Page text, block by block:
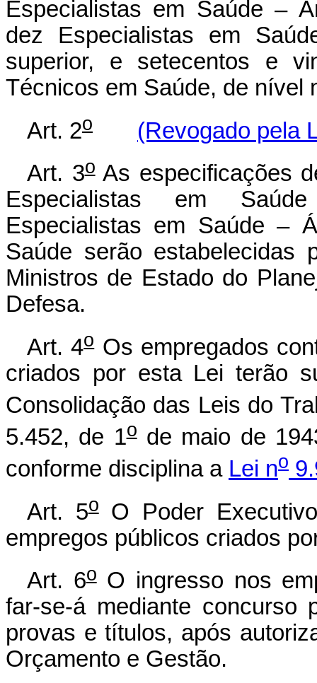
Especialistas em Saúde –
dez Especialistas em
superior, e setecentos e
Técnicos em Saúde, de nível
Art. 2o
(Revogado pela
Art. 3oAs especificações
Especialistas em
Especialistas em Saúde –
Saúde serão estabelecidas
Ministros de Estado do
Defesa.
Art. 4oOs empregados
criados por esta Lei terão
Consolidação das Leis do
5.452, de 1ode maio de
conforme disciplina a Lei no
Art. 5oO Poder
empregos públicos criados
Art. 6oO ingresso nos
far-se-á mediante concurso
provas e títulos, após
Orçamento e Gestão.